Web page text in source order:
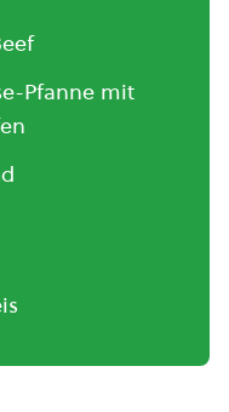
Pfanne mit